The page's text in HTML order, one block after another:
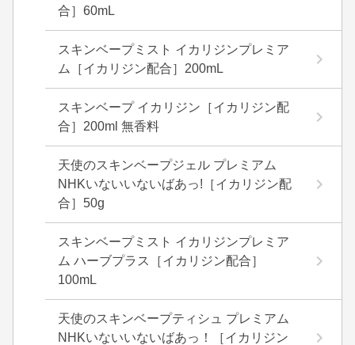
合］60mL
スキンベープミスト イカリジンプレミア
ム［イカリジン配合］200mL
スキンベープ イカリジン［イカリジン配
合］200ml 無香料
天使のスキンベープジェル プレミアム
NHKいないいないばあっ!［イカリジン配
合］50g
スキンベープミスト イカリジンプレミア
ム ハーブプラス［イカリジン配合］
100mL
天使のスキンベープティシュ プレミアム
NHKいないいないばあっ！［イカリジン